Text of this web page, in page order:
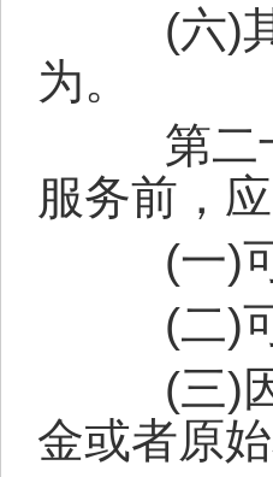
(六)
为。
第二
服务前，
(一)
(二)
(三)
金或者原